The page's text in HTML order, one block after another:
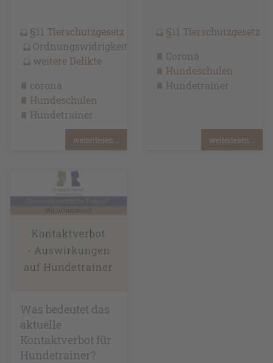
§11 Tierschutzgesetz
Ordnungswidrigkeiten
weitere Delikte
corona
Hundeschulen
Hundetrainer
weiterlesen...
§11 Tierschutzgesetz
Corona
Hundeschulen
Hundetrainer
weiterlesen...
Was bedeutet das
aktuelle
Kontaktverbot für
Hundetrainer?